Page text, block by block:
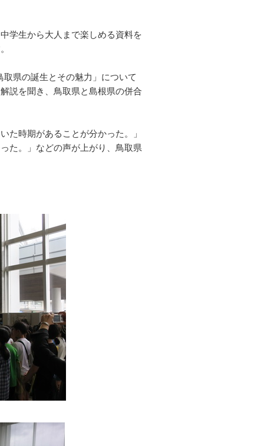
学生から大人まで楽しめる資料を
。
県の誕生とその魅力」について
説を聞き、鳥取県と島根県の併合
た時期があることが分かった。」
た。」などの声が上がり、鳥取県